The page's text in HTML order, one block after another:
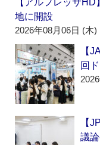
【アルフレッサ
地に開設
2026年08月06日 (木)
【
回
【
議